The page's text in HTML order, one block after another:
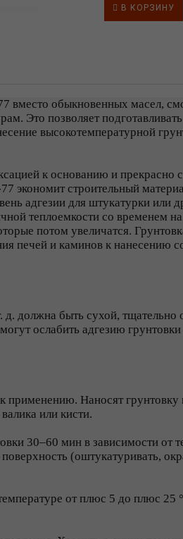
В КОРЗИНУ
вместо обыкновенных масел,
Это позволяет
высокотемпературной
к основанию и прекрасно
экономит строительный
адгезии для штукатурки или
теплоемкости со временем
потом увеличатся.
печей и каминов к нанесению
д. должна быть сухой,
ослабить адгезию
применению. Наносят
или кисти.
30–60 мин в зависимости
(оштукатуривать,
от плюс 5 до плюс 25